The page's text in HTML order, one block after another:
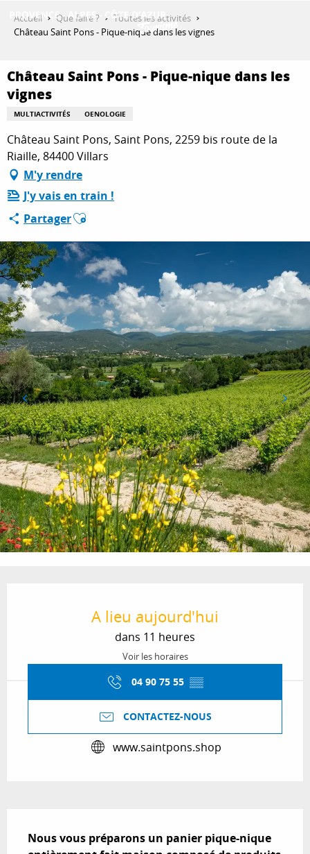
QUE FAIRE ?
SÉJOURNER
ESPACE PRO
Accueil Que faire ?
Toutes les activités
Château Saint Pons - Pique-nique dans les vignes
Château Saint Pons - Pique-nique dans les
vignes
MULTIACTIVITÉS OENOLOGIE
Château Saint Pons, Saint Pons, 2259 bis route de la
Riaille, 84400 Villars
M'y rendre
J'y vais en train !
PartagerAjouter aux favoris
A lieu aujourd'hui
dans 11 heures
Voir les horaires
04 90 75 55 ▒▒
CONTACTEZ-NOUS
www.saintpons.shop
Nous vous préparons un panier pique-nique